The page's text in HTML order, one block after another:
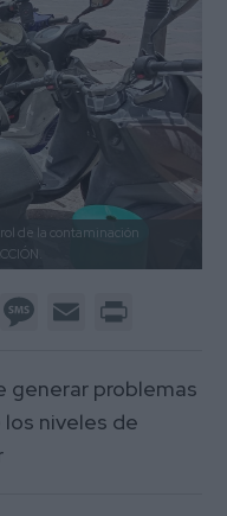
de la contaminación
WhatsAppMessage
Email
generar problemas
niveles de